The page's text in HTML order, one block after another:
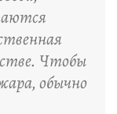
Чтобы
обычно